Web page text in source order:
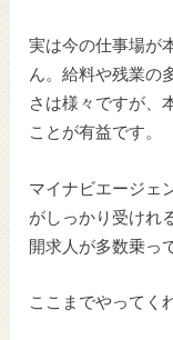
実は今の仕事場が
ん。給料や残業の
さは様々ですが、
ことが有益です。
マイナビエージェ
がしっかり受けれ
開求人が多数乗っ
ここまでやってく